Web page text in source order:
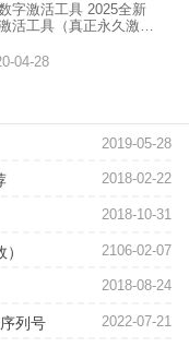
字激活工具 2025全新
活工具（真正永久激
大部分win10激活方法是
的kms激活，永久密钥则需
新的数字权利激活方式，
法是真正永久激活，下面
大家介绍win10数字激活
全新win10激活工具
久激活）。
04-28
2019-05-28
2018-02-22
2018-10-31
2106-02-07
2018-08-24
列号 2022-07-21